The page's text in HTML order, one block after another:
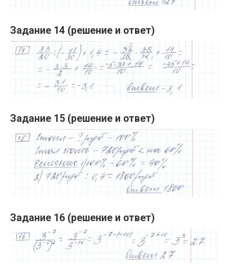
Задание 14 (решение и ответ)
Задание 15 (решение и ответ)
Задание 16 (решение и ответ)